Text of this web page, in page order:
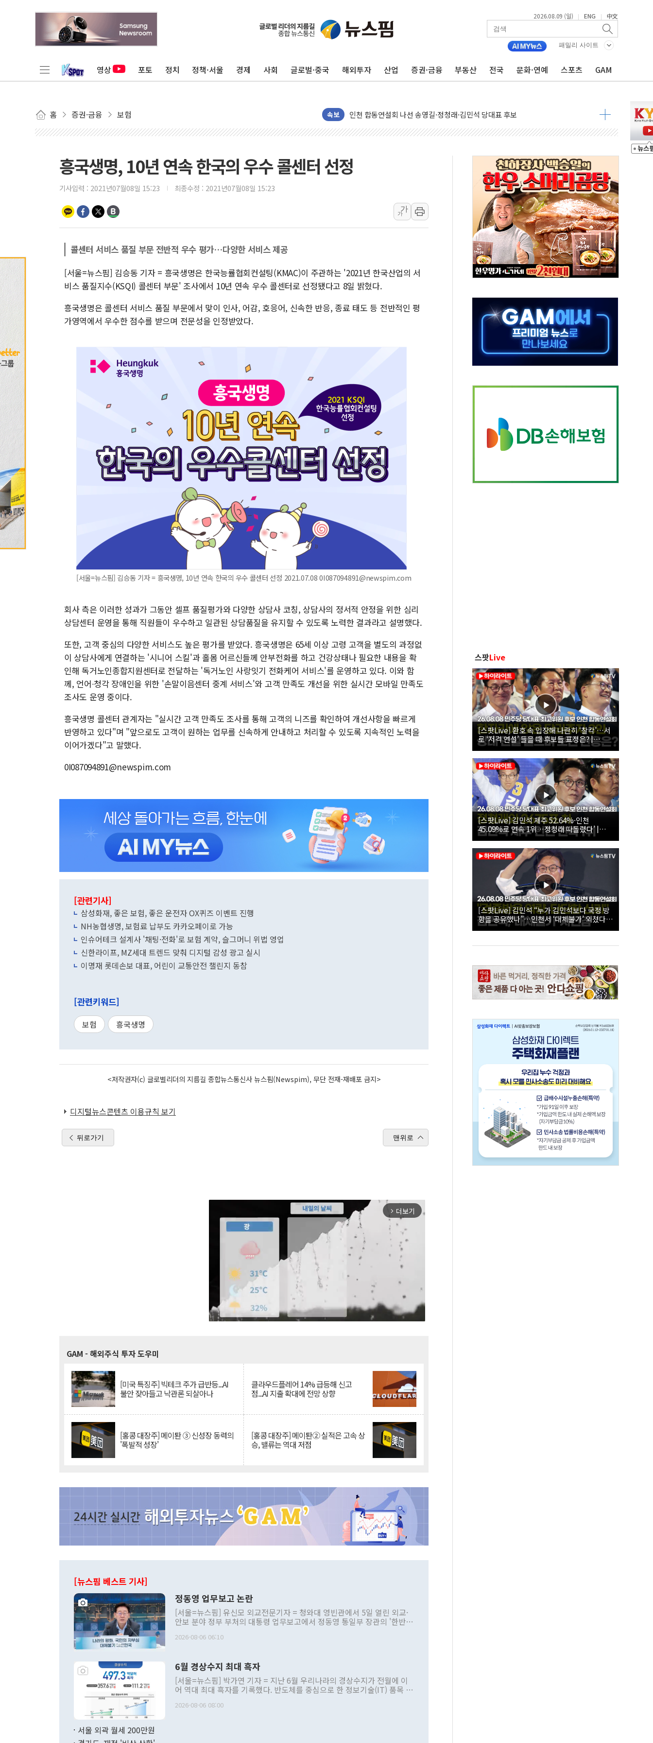
2026.08.09 (일) | ENG | 中文
패밀리 사이트
영상 포토 정치 정책·서울 경제 사회 글로벌·중국 해외투자 산업 증권·금융 부동산 전국 문화·연예 스포츠 GAM
홈 증권·금융 보험 속보
포항시 재난예산 40억 긴급 투입…고수온 양식장 복구·지원 '총력'
울진·영덕 '호우특보'-포항 '산사태 주의보'...경북도, 호우 피해·통제구간 없어
인천 합동연설회 나선 송영길·정청래·김민석 당대표 후보
김민석, 2주차 제주·인천 경선서 정청래에 승리...47.75% vs 42.08%
[속보] 민주, 제주·인천 경선 결과 발표...김민석 47.75% 정청래 42.08%
[속보] 민주, 인천 경선 결과 발표...김민석 45.09% 정청래 43.27% 송영길 11.63%
[속보] 민주, 제주 경선 결과 발표...김민석 52.64% 정청래 39.89% 송영길 7.47%
이번주 국내 주요 금융일정(8.10~8.14)
美, 이란전 출구전략 만지작…공습 한계·탄약 부족 현실화
강릉·동해·삼척 시간당 최대 50㎜ 폭우…강원 동해안 강한 비 이어져
폐기물 수거하다 참변…60대 환경미화원 수거차에 치여 사망
서울 중랑구 주택가서 흉기 난동…60대 남성 2명 숨져
李대통령 "결혼 때문에 손해 보는 일 없게"…'결혼 페널티' 22개 과제 손본다
여수 오동도 인근 해상서 모터보트 전복…1명 사망·1명 실종
추미애, '위안부' 피해자 기림의 날 참석..."국제적 시민 연대로 목소리 내야"
인천 선재도 갯벌서 해루질 중 실종 60대 나흘만에 숨진 채 발견
'화합' 꺼낸 김민석에 '뻔뻔' 받아친 정청래…제주 연설서 신경전 고조
흥국생명, 10년 연속 한국의 우수 콜센터 선정
기사입력 : 2021년07월08일 15:23 최종수정 : 2021년07월08일 15:23
가
가
콜센터 서비스 품질 부문 전반적 우수 평가…다양한 서비스 제공
[서울=뉴스핌] 김승동 기자 = 흥국생명은 한국능률협회컨설팅(KMAC)이 주관하는 '2021년 한국산업의 서
비스 품질지수(KSQI) 콜센터 부문' 조사에서 10년 연속 우수 콜센터로 선정됐다고 8일 밝혔다.
흥국생명은 콜센터 서비스 품질 부문에서 맞이 인사, 어감, 호응어, 신속한 반응, 종료 태도 등 전반적인 평
가영역에서 우수한 점수를 받으며 전문성을 인정받았다.
[서울=뉴스핌] 김승동 기자 = 흥국생명, 10년 연속 한국의 우수 콜센터 선정 2021.07.08 0I087094891@newspim.com
회사 측은 이러한 성과가 그동안 셀프 품질평가와 다양한 상담사 코칭, 상담사의 정서적 안정을 위한 심리
상담센터 운영을 통해 직원들이 우수하고 일관된 상담품질을 유지할 수 있도록 노력한 결과라고 설명했다.
또한, 고객 중심의 다양한 서비스도 높은 평가를 받았다. 흥국생명은 65세 이상 고령 고객을 별도의 과정없
이 상담사에게 연결하는 '시니어 스킬'과 홀몸 어르신들께 안부전화를 하고 건강상태나 필요한 내용을 확
인해 독거노인종합지원센터로 전달하는 '독거노인 사랑잇기 전화케어 서비스'를 운영하고 있다. 이와 함
께, 언어∙청각 장애인을 위한 '손말이음센터 중계 서비스'와 고객 만족도 개선을 위한 실시간 모바일 만족도
조사도 운영 중이다.
흥국생명 콜센터 관계자는 "실시간 고객 만족도 조사를 통해 고객의 니즈를 확인하여 개선사항을 빠르게
반영하고 있다"며 "앞으로도 고객이 원하는 업무를 신속하게 안내하고 처리할 수 있도록 지속적인 노력을
이어가겠다"고 말했다.
0I087094891@newspim.com
[관련기사]
삼성화재, 좋은 보험, 좋은 운전자 OX퀴즈 이벤트 진행
NH농협생명, 보험료 납부도 카카오페이로 가능
인슈어테크 설계사 '채팅·전화'로 보험 계약, 슬그머니 위법 영업
신한라이프, MZ세대 트렌드 맞춰 디지털 감성 광고 실시
이명재 롯데손보 대표, 어린이 교통안전 챌린지 동참
[관련키워드]
보험 흥국생명
<저작권자(c) 글로벌리더의 지름길 종합뉴스통신사 뉴스핌(Newspim), 무단 전재-재배포 금지>
디지털뉴스콘텐츠 이용규칙 보기
뒤로가기 맨위로
arrow_forward_ios 더보기
GAM - 해외주식 투자 도우미
[미국 특징주] 빅테크 주가 급반등...AI
불안 잦아들고 낙관론 되살아나
클라우드플레어 14% 급등해 신고
점...AI 지출 확대에 전망 상향
[홍콩 대장주] 메이퇀 ③ 신성장 동력의
'폭발적 성장'
[홍콩 대장주] 메이퇀② 실적은 고속 상
승, 밸류는 역대 저점
[뉴스핌 베스트 기사]
정동영 업무보고 논란
[서울=뉴스핌] 유신모 외교전문기자 = 청와대 영빈관에서 5일 열린 외교·
안보 분야 정부 부처의 대통령 업무보고에서 정동영 통일부 장관의 '한반도
발언 중에는 정부 내 조율을 거치지 않은 사안을 정책으로 추진하겠다고 공
주의적 희망에 근거한 비현실적 구상'이라는 비판을 내놨다. 그동안 정 장
관의 대북 정책 관련 발언이 물의를 빚은 적은 여러 번 있지만 대통령과 유
관 부처 장관이 공개적으로 부정적 입장을 표명한 것은 이례적이다. 정 장
관의 무리한 대북 접근법과 월권을 제어해야 한다는 목소리도 높아지고 있
다. [정동영 통일부 장관이 지난달 23일 오후 서울 종로구 정부서울청사에
2026-08-06 06:10
6월 경상수지 최대 흑자
[서울=뉴스핌] 박가연 기자 = 지난 6월 우리나라의 경상수지가 전월에 이
어 역대 최대 흑자를 기록했다. 반도체를 중심으로 한 정보기술(IT) 품목 수
료=한국은행] 한국은행이 6일 발표한 '2026년 6월 국제수지(잠정)'에 따르
2026-08-06 08:00
서울 외곽 월세 200만원
스팟Live
[스팟Live] 환호 속 입장해 나란히 ‘찰칵’…서
로 ‘저격 연설’ 들을 때 후보들 표정은? |
26.08.08 더불어민주당 당대표·최고위원 후
보 인천 합동연설회
[스팟Live] 김민석 제주 52.64%·인천
45.09%로 연속 1위…정청래 따돌렸다’ |
26.08.08 더불어민주당 당대표·최고위원 후
보 인천 합동연설회
[스팟Live] 김민석 “누가 김민석보다 국정 방
향을 공유했나”…인천서 ‘대체불가’ 외쳤다 |
26.08.08 더불어민주당 당대표·최고위원 후